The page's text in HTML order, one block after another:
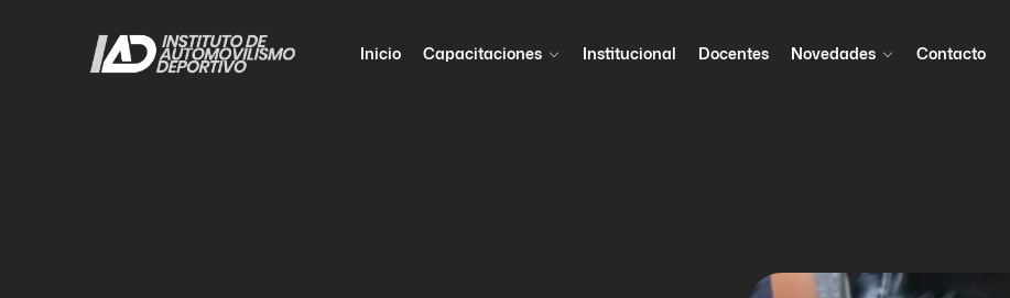
Inicio Capacitaciones Institucional Docentes Novedades Contacto